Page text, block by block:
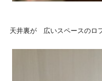
天井裏が 広いスペースのロ